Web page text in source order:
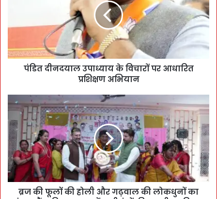
पंडित दीनदयाल उपाध्याय के विचारों पर आधारित
प्रशिक्षण अभियान
ब्रज की फूलों की होली और गढ़वाल की लोकधुनों का